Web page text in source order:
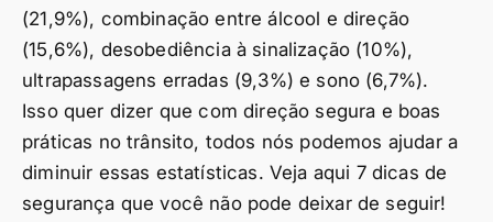
(21,9%), combinação entre álcool e direção
(15,6%), desobediência à sinalização (10%),
ultrapassagens erradas (9,3%) e sono (6,7%).
Isso quer dizer que com direção segura e boas
práticas no trânsito, todos nós podemos ajudar a
diminuir essas estatísticas. Veja aqui 7 dicas de
segurança que você não pode deixar de seguir!